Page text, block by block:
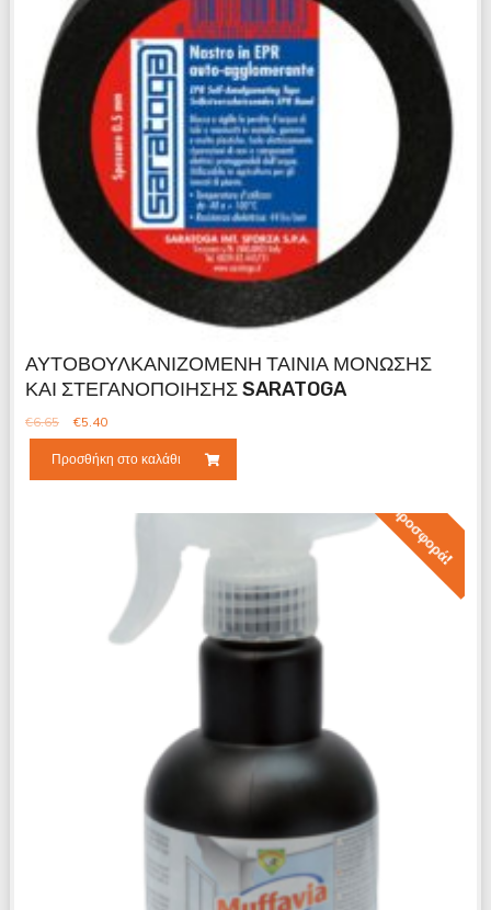
ΑΥΤΟΒΟΥΛΚΑΝΙΖΟΜΕΝΗ ΤΑΙΝΙΑ ΜΟΝΩΣΗΣ
ΚΑΙ ΣΤΕΓΑΝΟΠΟΙΗΣΗΣ SARATOGA
€6.65 €5.40
Προσθήκη στο καλάθι
Προσφορά!